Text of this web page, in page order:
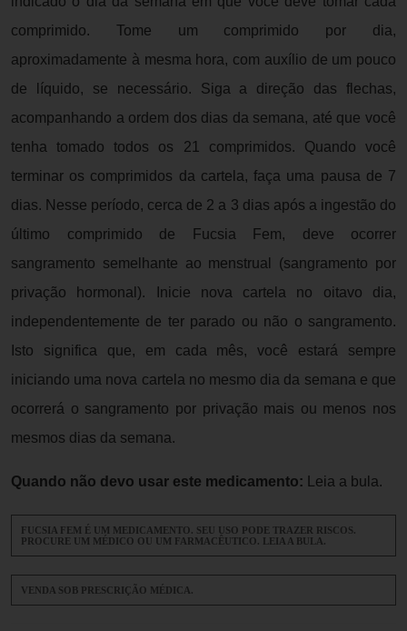
comprimido. Tome um comprimido por dia,
aproximadamente à mesma hora, com auxílio de um pouco
de líquido, se necessário. Siga a direção das flechas,
acompanhando a ordem dos dias da semana, até que você
tenha tomado todos os 21 comprimidos. Quando você
terminar os comprimidos da cartela, faça uma pausa de 7
dias. Nesse período, cerca de 2 a 3 dias após a ingestão do
último comprimido de Fucsia Fem, deve ocorrer
sangramento semelhante ao menstrual (sangramento por
privação hormonal). Inicie nova cartela no oitavo dia,
independentemente de ter parado ou não o sangramento.
Isto significa que, em cada mês, você estará sempre
iniciando uma nova cartela no mesmo dia da semana e que
ocorrerá o sangramento por privação mais ou menos nos
mesmos dias da semana.
Quando não devo usar este medicamento: Leia a bula.
FUCSIA FEM É UM MEDICAMENTO. SEU USO PODE TRAZER RISCOS.
PROCURE UM MÉDICO OU UM FARMACÊUTICO. LEIA A BULA.
VENDA SOB PRESCRIÇÃO MÉDICA.